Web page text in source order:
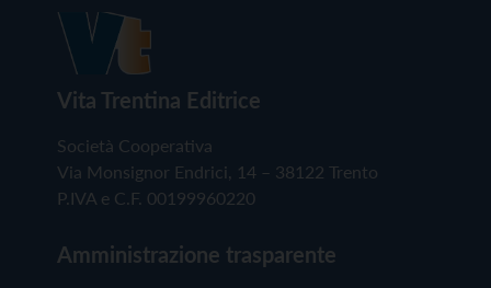
Vita Trentina Editrice
Società Cooperativa
Via Monsignor Endrici, 14 – 38122 Trento
P.IVA e C.F. 00199960220
Amministrazione trasparente